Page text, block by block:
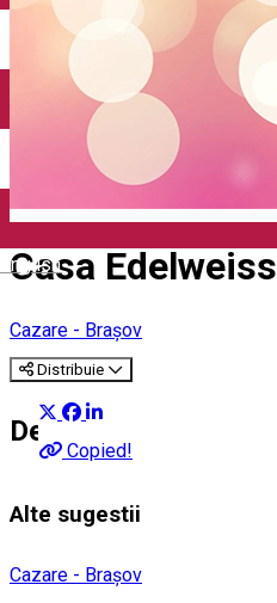
English
Casa Edelweiss
Cazare - Brașov
Distribuie
Copied!
Despre
Alte sugestii
Cazare - Brașov